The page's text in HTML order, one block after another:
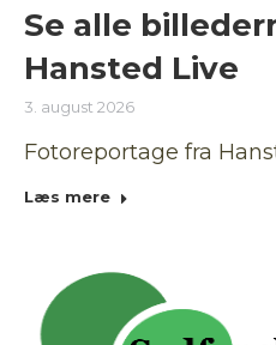
Se alle
Hansted Live
3. august 2026
Fotoreportage fra
Læs mere